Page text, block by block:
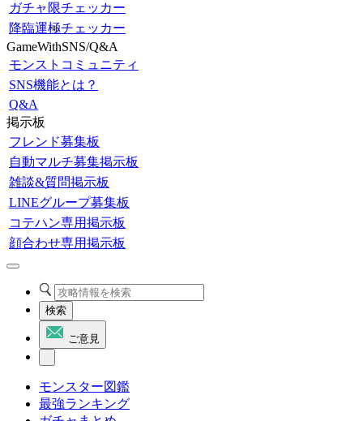
ガチャ限チェッカー
降臨運極チェッカー
GameWithSNS/Q&A
モンストコミュニティ
SNS機能とは？
Q&A
掲示板
フレンド募集板
自動マルチ募集掲示板
雑談&質問掲示板
LINEグループ募集板
コテハン専用掲示板
顔合わせ専用掲示板
検索
ご意見
モンスター図鑑
最強ランキング